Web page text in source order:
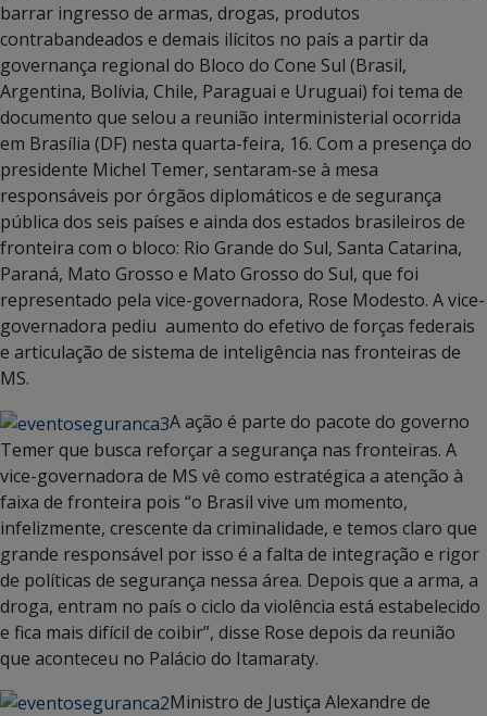
barrar ingresso de armas, drogas, produtos
contrabandeados e demais ilícitos no país a partir da
governança regional do Bloco do Cone Sul (Brasil,
Argentina, Bolívia, Chile, Paraguai e Uruguai) foi tema de
documento que selou a reunião interministerial ocorrida
em Brasília (DF) nesta quarta-feira, 16. Com a presença do
presidente Michel Temer, sentaram-se à mesa
responsáveis por órgãos diplomáticos e de segurança
pública dos seis países e ainda dos estados brasileiros de
fronteira com o bloco: Rio Grande do Sul, Santa Catarina,
Paraná, Mato Grosso e Mato Grosso do Sul, que foi
representado pela vice-governadora, Rose Modesto. A vice-
governadora pediu aumento do efetivo de forças federais
e articulação de sistema de inteligência nas fronteiras de
MS.
A ação é parte do pacote do governo
Temer que busca reforçar a segurança nas fronteiras. A
vice-governadora de MS vê como estratégica a atenção à
faixa de fronteira pois “o Brasil vive um momento,
infelizmente, crescente da criminalidade, e temos claro que
grande responsável por isso é a falta de integração e rigor
de políticas de segurança nessa área. Depois que a arma, a
droga, entram no país o ciclo da violência está estabelecido
e fica mais difícil de coibir”, disse Rose depois da reunião
que aconteceu no Palácio do Itamaraty.
Ministro de Justiça Alexandre de